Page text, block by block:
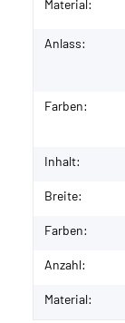
Material:
Anlass:
Farben:
Inhalt:
Breite:
Farben:
Anzahl:
Material: